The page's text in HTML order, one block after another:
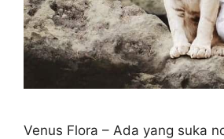
Venus Flora – Ada yang suka